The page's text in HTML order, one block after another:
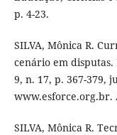
p. 4-23.
SILVA, Mônica R.
cenário em disputas.
9, n. 17, p. 367-379,
www.esforce.org.br.
SILVA, Mônica R.